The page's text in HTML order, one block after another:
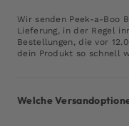
Wir senden Peek-a-Boo
Lieferung, in der Regel
Bestellungen, die vor
dein Produkt so schnell
Welche